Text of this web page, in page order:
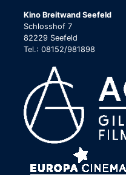
Kino Breitwand Seefeld
Schlosshof 7
82229 Seefeld
Tel.: 08152/981898